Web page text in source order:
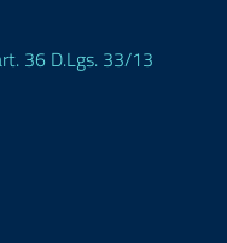
36 D.Lgs. 33/13